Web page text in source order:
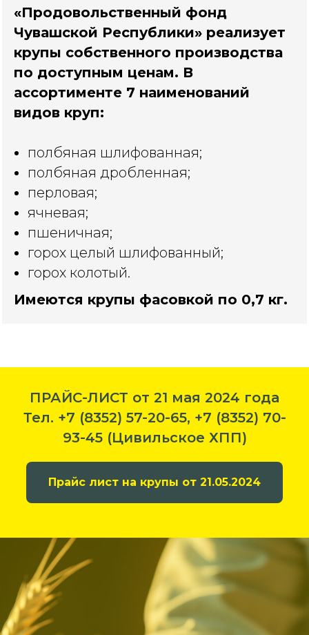
«Продовольственный фонд
Чувашской Республики» реализует
крупы собственного производства
по доступным ценам. В
ассортименте 7 наименований
видов круп:
полбяная шлифованная;
полбяная дробленная;
перловая;
ячневая;
пшеничная;
горох целый шлифованный;
горох колотый.
Имеются крупы фасовкой по 0,7 кг.
ПРАЙС-ЛИСТ от 21 мая 2024 года
Тел. +7 (8352) 57-20-65, +7 (8352) 70-
93-45 (Цивильское ХПП)
Прайс лист на крупы от 21.05.2024